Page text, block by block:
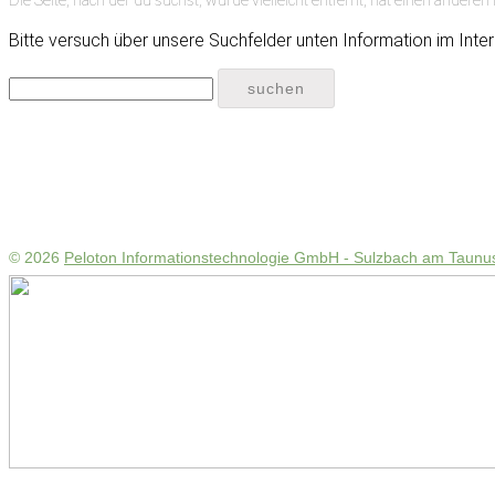
Bitte versuch über unsere Suchfelder unten Information im
© 2026 Peloton Informationstechnologie GmbH - Sulzbach am